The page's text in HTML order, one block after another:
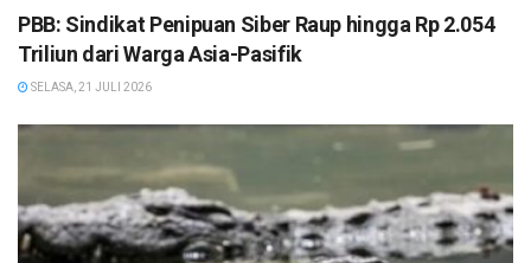
PBB: Sindikat Penipuan Siber Raup hingga Rp 2.054
Triliun dari Warga Asia-Pasifik
SELASA, 21 JULI 2026